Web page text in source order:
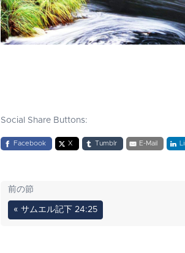
Social Share Buttons:
Facebook X Tumblr E-Mail
前の節
« サムエル記下 24:25